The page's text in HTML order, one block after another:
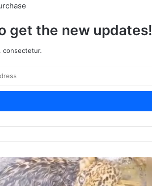
get the new updates!
consectetur.